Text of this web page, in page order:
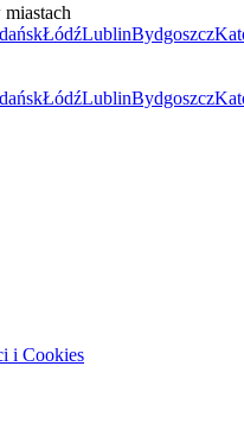
ŁódźLublinBydgoszcz
ŁódźLublinBydgoszcz
i Cookies